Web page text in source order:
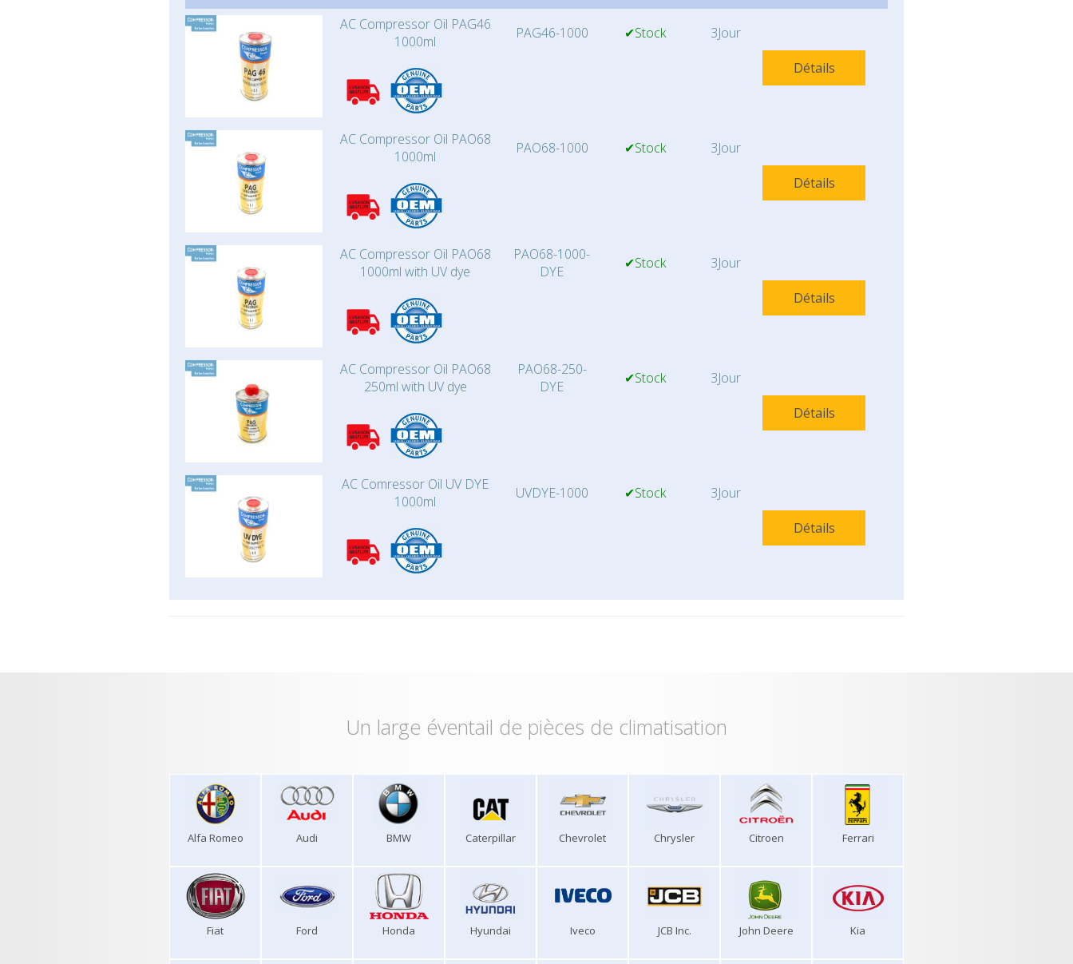
AC Compressor Oil PAG46
1000ml
PAG46-1000 ✔Stock
3Jour
Détails
AC Compressor Oil PAO68
1000ml
PAO68-1000 ✔Stock
3Jour
Détails
AC Compressor Oil PAO68
1000ml with UV dye
PAO68-1000-
DYE
✔Stock
3Jour
Détails
AC Compressor Oil PAO68
250ml with UV dye
PAO68-250-
DYE
✔Stock
3Jour
Détails
AC Comressor Oil UV DYE
1000ml
UVDYE-1000 ✔Stock
3Jour
Détails
Un large éventail de pièces de climatisation
Alfa Romeo Audi BMW Caterpillar Chevrolet Chrysler Citroen Ferrari
Fiat Ford Honda Hyundai Iveco JCB Inc. John Deere Kia